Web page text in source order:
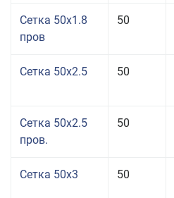
Сетка 50x1.8
пров
50
Сетка 50x2.5 50
Сетка 50x2.5
пров.
50
Сетка 50x3 50